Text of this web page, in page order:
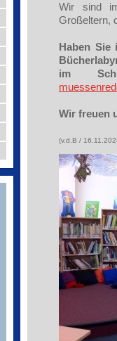
Wir sind
Großeltern,
Haben
im
Wir freuen
(v.d.B /